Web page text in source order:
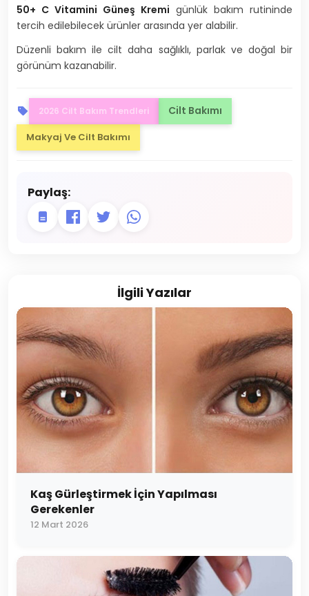
50+ C Vitamini Güneş Kremi günlük bakım rutininde
tercih edilebilecek ürünler arasında yer alabilir.
Düzenli bakım ile cilt daha sağlıklı, parlak ve doğal bir
görünüm kazanabilir.
2026 Cilt Bakım Trendleri Cilt Bakımı
Makyaj Ve Cilt Bakımı
Paylaş:
İlgili Yazılar
Kaş Gürleştirmek İçin Yapılması
Gerekenler
12 Mart 2026